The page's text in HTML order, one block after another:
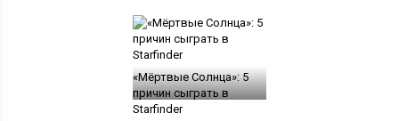
«Мёртвые Солнца»: 5
причин сыграть в
Starfinder